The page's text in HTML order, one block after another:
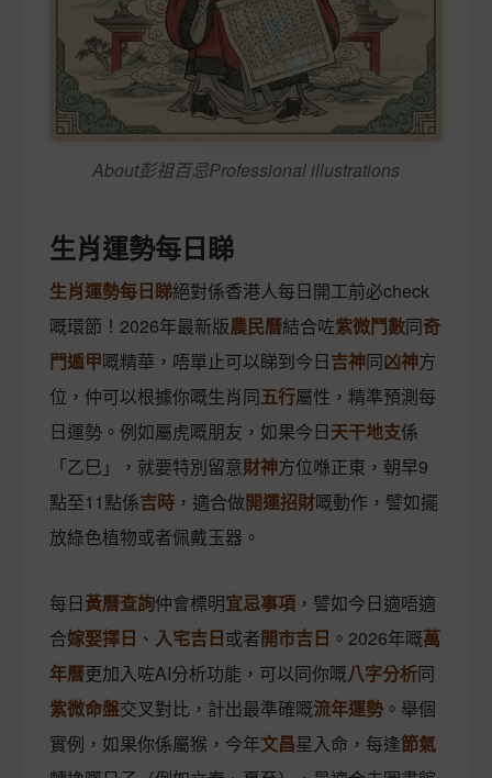
About彭祖百忌Professional illustrations
生肖運勢每日睇
生肖運勢每日睇絕對係香港人每日開工前必check
嘅環節！2026年最新版農民曆結合咗紫微鬥數同奇
門遁甲嘅精華，唔單止可以睇到今日吉神同凶神方
位，仲可以根據你嘅生肖同五行屬性，精準預測每
日運勢。例如屬虎嘅朋友，如果今日天干地支係
「乙巳」，就要特別留意財神方位喺正東，朝早9
點至11點係吉時 ，適合做開運招財嘅動作，譬如擺
放綠色植物或者佩戴玉器。
每日黃曆查詢仲會標明宜忌事項 ，譬如今日適唔適
合嫁娶擇日 、 入宅吉日或者開市吉日 。2026年嘅萬
年曆更加入咗AI分析功能，可以同你嘅八字分析同
紫微命盤交叉對比，計出最準確嘅流年運勢 。舉個
實例，如果你係屬猴，今年文昌星入命，每逢節氣